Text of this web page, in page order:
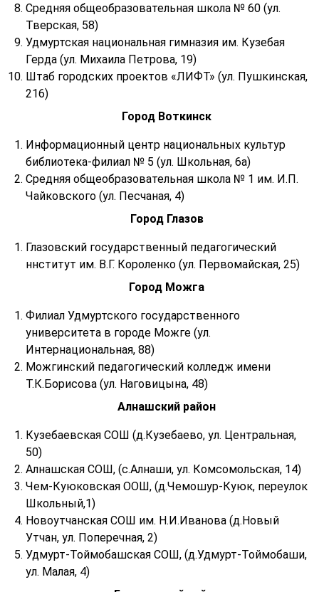
Средняя общеобразовательная школа № 60 (ул.
Тверская, 58)
Удмуртская национальная гимназия им. Кузебая
Герда (ул. Михаила Петрова, 19)
Штаб городских проектов «ЛИФТ» (ул. Пушкинская,
216)
Город Воткинск
Информационный центр национальных культур
библиотека-филиал № 5 (ул. Школьная, 6а)
Средняя общеобразовательная школа № 1 им. И.П.
Чайковского (ул. Песчаная, 4)
Город Глазов
Глазовский государственный педагогический
ннститут им. В.Г. Короленко (ул. Первомайская, 25)
Город Можга
Филиал Удмуртского государственного
университета в городе Можге (ул.
Интернациональная, 88)
Можгинский педагогический колледж имени
Т.К.Борисова (ул. Наговицына, 48)
Алнашский район
Кузебаевская СОШ (д.Кузебаево, ул. Центральная,
50)
Алнашская СОШ, (с.Алнаши, ул. Комсомольская, 14)
Чем-Куюковская ООШ, (д.Чемошур-Куюк, переулок
Школьный,1)
Новоутчанская СОШ им. Н.И.Иванова (д.Новый
Утчан, ул. Поперечная, 2)
Удмурт-Тоймобашская СОШ, (д.Удмурт-Тоймобаши,
ул. Малая, 4)